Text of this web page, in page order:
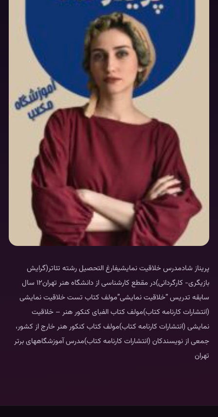
پریناز شادمدرس خلاقیت نمایشیفارغ التحصيل رشته تئاتر(گرايش
بازیگری- كارگردانى)در مقطع كارشناسى از دانشگاه هنر تهران۱۲ سال
سابقه تدريس “خلاقيت نمايشى”مولف كتاب تست خلاقيت نمايشى
(انتشارات كارنامه كتاب)مولف كتاب الفباى كنكور هنر – خلاقيت
نمايشى (انتشارات كارنامه كتاب)مولف كتاب كنكور هنر خارج از كشور،
جمعى از نويسندكان (انتشارات كارنامه كتاب)مدرس آموزشگاههای برتر
تهران